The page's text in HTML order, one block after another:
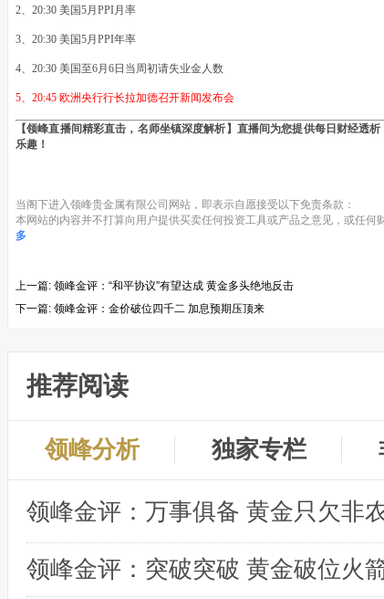
2、20:30 美国5月PPI月率
3、20:30 美国5月PPI年率
4、20:30 美国至6月6日当周初请失业金人数
5、20:45 欧洲央行行长拉加德召开新闻发布会
【领峰直播间精彩直击，名师坐镇深度解析】直播间为您提供每日财经透
乐趣！
当阁下进入领峰贵金属有限公司网站，即表示自愿接受以下免责条款：
本网站的内容并不打算向用户提供买卖任何投资工具或产品之意见，或任何
多
上一篇: 领峰金评：“和平协议”有望达成 黄金多头绝地反击
下一篇: 领峰金评：金价破位四千二 加息预期压顶来
推荐阅读
领峰分析 独家专栏
领峰金评：突破突破 黄金破位火